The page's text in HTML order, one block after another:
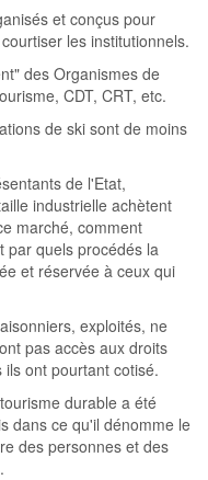
et conçus pour
les institutionnels.
des Organismes de
CDT, CRT, etc.
de ski sont de moins
de l'Etat,
industrielle achètent
marché, comment
par quels procédés la
et réservée à ceux qui
exploités, ne
pas accès aux droits
ont pourtant cotisé.
durable a été
dans ce qu'il dénomme le
des personnes et des